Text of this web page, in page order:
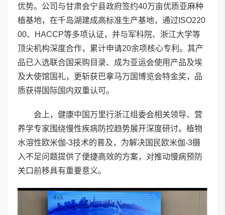
优势。公司与甘肃会宁县政府签约40万亩优质亚麻种
植基地，在千岛湖建成高标准生产基地，通过ISO220
00、HACCP等多项认证，并与军科院、浙江大学等
顶尖机构深度合作，累计申请20余项核心专利。其产
品已入选联合国采购目录、成为亚运会使用产品及埃
及大使馆国礼，更斩获巴拿马万国博览会特金奖，品
质获得国际国内双重认可。
会上，健康中国万里行浙江组委会相关领导、营
养学专家围绕慢性疾病防控趋势展开深度研讨。植物
水溶性欧米伽-3技术的普及，为解决国民欧米伽-3摄
入不足问题提供了便捷高效的方案，对推动慢病预防
关口前移具有重要意义。